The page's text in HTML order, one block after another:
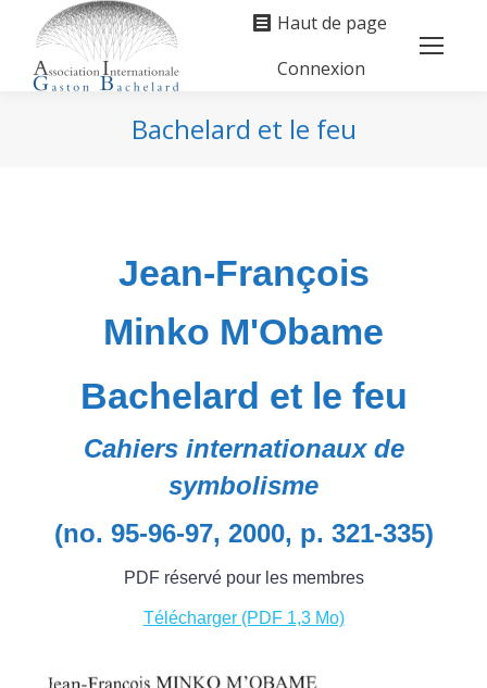
Haut de page
Connexion
Bachelard et le feu
Jean-François
Minko M'Obame
Bachelard et le feu
Cahiers internationaux de
symbolisme
(no. 95-96-97, 2000, p. 321-335)
PDF réservé pour les membres
Télécharger (PDF 1,3 Mo)